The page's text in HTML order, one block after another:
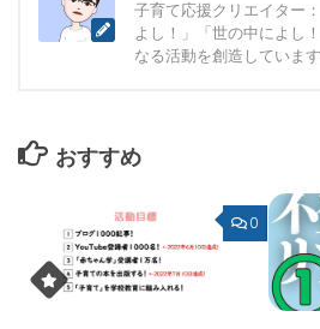
子育て応援クリエイター
よし！」「世の中によ
なる活動を創造しています
おすすめ
0